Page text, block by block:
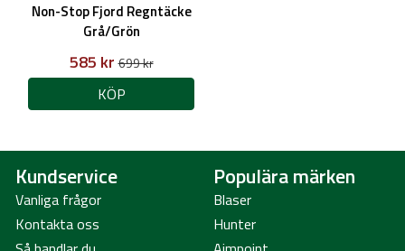
Non-Stop Fjord Regntäcke
Grå/Grön
585 kr699 kr
KÖP
Kundservice
Vanliga frågor
Kontakta oss
Populära märken
Blaser
Hunter